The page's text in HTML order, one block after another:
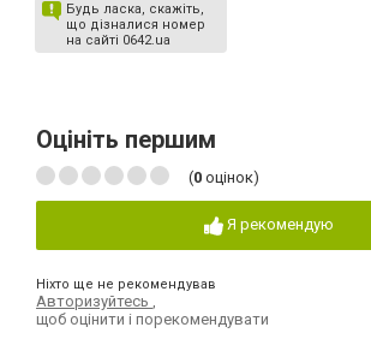
Будь ласка, скажіть,
що дізналися номер
на сайті 0642.ua
Оцініть першим
(0 оцінок)
Я рекомендую
Ніхто ще не рекомендував
Авторизуйтесь
щоб оцінити і порекомендувати